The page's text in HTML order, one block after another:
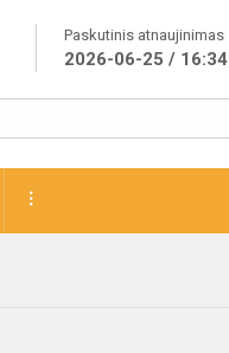
Paskutinis atnaujinimas
2026-06-25 / 16:34